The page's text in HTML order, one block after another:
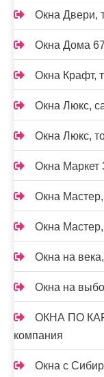
Окна Двери,
Окна Дома
Окна Крафт,
Окна Люкс,
Окна Люкс,
Окна Маркет
Окна
Окна
Окна на
Окна на
ОКНА ПО
компания
Окна с